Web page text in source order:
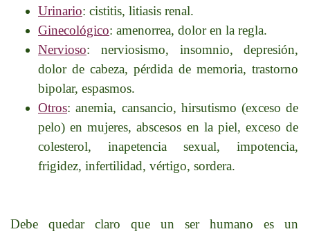
Urinario: cistitis, litiasis renal.
Ginecológico: amenorrea, dolor en la regla.
Nervioso: nerviosismo, insomnio, depresión,
dolor de cabeza, pérdida de memoria, trastorno
bipolar, espasmos.
Otros: anemia, cansancio, hirsutismo (exceso de
pelo) en mujeres, abscesos en la piel, exceso de
colesterol, inapetencia sexual, impotencia,
frigidez, infertilidad, vértigo, sordera.
Debe quedar claro que un ser humano es un